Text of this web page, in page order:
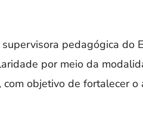
pedagógica do
por meio da
objetivo de fortalecer